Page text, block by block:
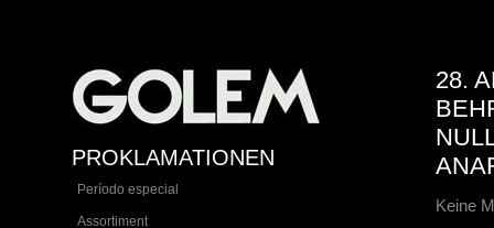
PROKLAMATIONEN
Período especial
Assortiment
28.
Keine